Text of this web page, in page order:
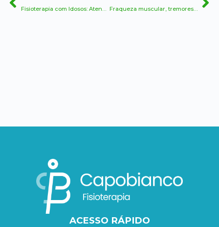
Fisioterapia com Idosos: Atendimento Humanizado para Alzheimer e Outras Doenças Neurodegenerativas Fraqueza muscular, tremores e perda de movimentos: Quando buscar ajuda do fisioterapeuta domiciliar?
ACESSO RÁPIDO